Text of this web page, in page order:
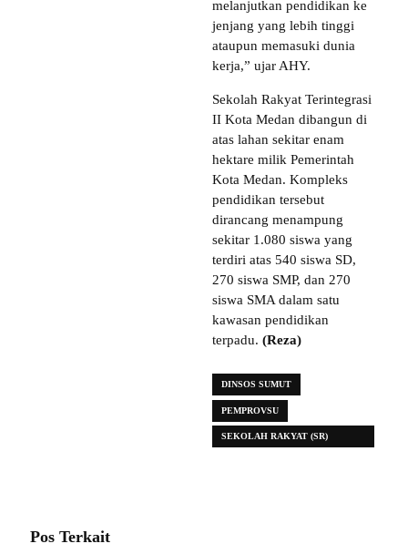
melanjutkan pendidikan ke
jenjang yang lebih tinggi
ataupun memasuki dunia
kerja,” ujar AHY.
Sekolah Rakyat Terintegrasi
II Kota Medan dibangun di
atas lahan sekitar enam
hektare milik Pemerintah
Kota Medan. Kompleks
pendidikan tersebut
dirancang menampung
sekitar 1.080 siswa yang
terdiri atas 540 siswa SD,
270 siswa SMP, dan 270
siswa SMA dalam satu
kawasan pendidikan
terpadu. (Reza)
DINSOS SUMUT
PEMPROVSU
SEKOLAH RAKYAT (SR)
Pos Terkait